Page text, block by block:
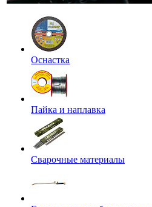
Оснастка
Пайка и наплавка
Сварочные материалы